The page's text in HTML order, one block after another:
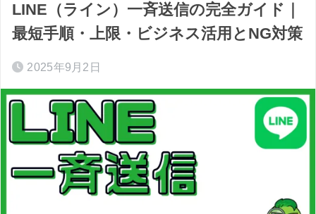
LINE（ライン）一斉送信の完全ガイド｜
最短手順・上限・ビジネス活用とNG対策
2025年9月2日